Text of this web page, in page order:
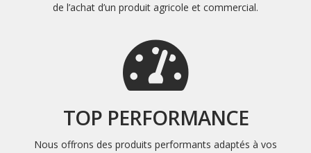
de l’achat d’un produit agricole et commercial.
TOP PERFORMANCE
Nous offrons des produits performants adaptés à vos